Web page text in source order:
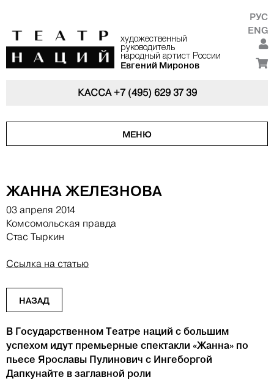
художественный
руководитель
народный артист России
Евгений Миронов
РУС
ENG
КАССА+7 (495) 629 37 39
МЕНЮ
ЖАННА ЖЕЛЕЗНОВА
03 апреля 2014
Комсомольская правда
Стас Тыркин
Ссылка на статью
НАЗАД
В Государственном Театре наций с большим
успехом идут премьерные спектакли «Жанна» по
пьесе Ярославы Пулинович с Ингеборгой
Дапкунайте в заглавной роли